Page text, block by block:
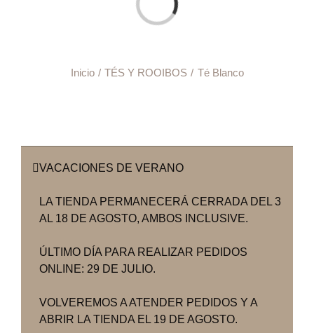
Inicio TÉS Y ROOIBOS Té Blanco
VACACIONES DE VERANO
LA TIENDA PERMANECERÁ CERRADA DEL 3
AL 18 DE AGOSTO, AMBOS INCLUSIVE.
ÚLTIMO DÍA PARA REALIZAR PEDIDOS
ONLINE: 29 DE JULIO.
VOLVEREMOS A ATENDER PEDIDOS Y A
ABRIR LA TIENDA EL 19 DE AGOSTO.